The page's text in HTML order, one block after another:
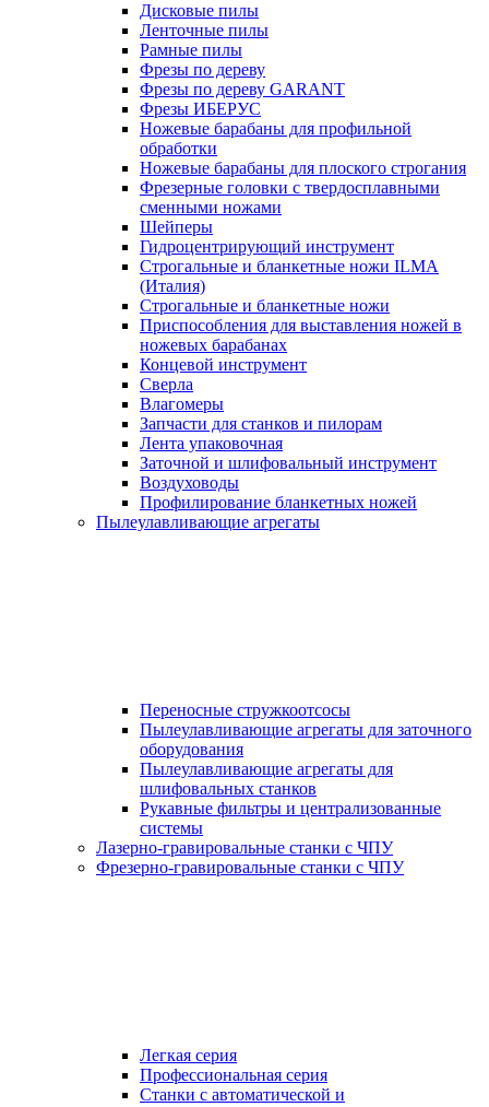
Дисковые пилы
Ленточные пилы
Рамные пилы
Фрезы по дереву
Фрезы по дереву GARANT
Фрезы ИБЕРУС
Ножевые барабаны для профильной
обработки
Ножевые барабаны для плоского строгания
Фрезерные головки с твердосплавными
сменными ножами
Шейперы
Гидроцентрирующий инструмент
Строгальные и бланкетные ножи ILMA
(Италия)
Cтрогальные и бланкетные ножи
Приспособления для выставления ножей в
ножевых барабанах
Концевой инструмент
Сверла
Влагомеры
Запчасти для станков и пилорам
Лента упаковочная
Заточной и шлифовальный инструмент
Воздуховоды
Профилирование бланкетных ножей
Пылеулавливающие агрегаты
Переносные стружкоотсосы
Пылеулавливающие агрегаты для заточного
оборудования
Пылеулавливающие агрегаты для
шлифовальных станков
Рукавные фильтры и централизованные
системы
Лазерно-гравировальные станки с ЧПУ
Фрезерно-гравировальные станки с ЧПУ
Легкая серия
Профессиональная серия
Станки с автоматической и